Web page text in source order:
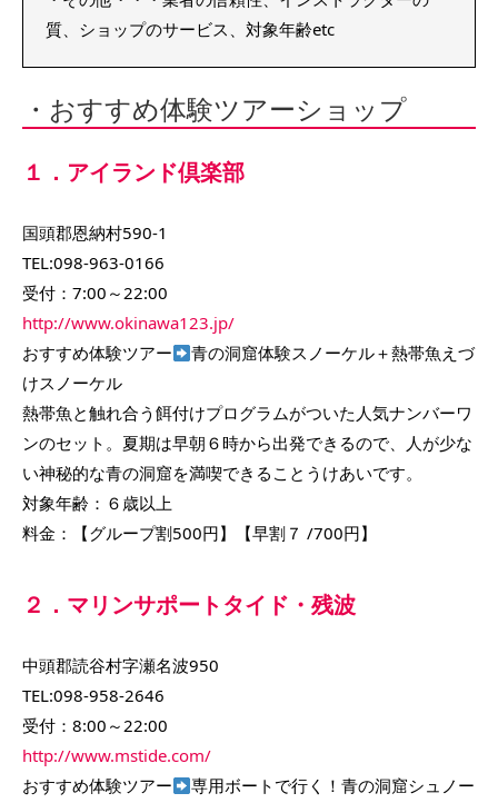
質、ショップのサービス、対象年齢etc
・おすすめ体験ツアーショップ
１．アイランド倶楽部
国頭郡恩納村590-1
TEL:098-963-0166
受付：7:00～22:00
http://www.okinawa123.jp/
おすすめ体験ツアー
青の洞窟体験スノーケル＋熱帯魚えづ
けスノーケル
熱帯魚と触れ合う餌付けプログラムがついた人気ナンバーワ
ンのセット。夏期は早朝６時から出発できるので、人が少な
い神秘的な青の洞窟を満喫できることうけあいです。
対象年齢：６歳以上
料金：【グループ割500円】【早割７ /700円】
２．マリンサポートタイド・残波
中頭郡読谷村字瀬名波950
TEL:098-958-2646
受付：8:00～22:00
http://www.mstide.com/
おすすめ体験ツアー
専用ボートで行く！青の洞窟シュノー